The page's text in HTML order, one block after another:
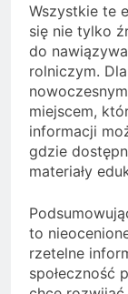
Wszystkie te
się nie tylko
do
rolniczym.
miejscem,
informacji
gdzie
materiały
to
rzetelne
społeczność